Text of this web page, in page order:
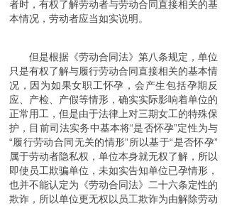
者时，有权了解劳动者与劳动合同直接相关的基
本情况，劳动者应当如实说明。
但是根据《劳动合同法》第八条规定，单位
只是有权了解与履行劳动合同直接相关的基本情
况，因为如果女职工怀孕，会产生包括孕期反
应、产检、产假等情形，确实实际影响着单位的
正常用工，但是由于法律上对三期女工的特殊保
护，目前司法实务中基本将“是否怀孕”定性为与
“履行劳动合同无关的情形”所以基于“是否怀孕”
属于劳动者隐私权，单位本身就无权了解，所以
即使员工欺骗单位，未如实告知单位已孕情形，
也并不能认定为《劳动合同法》二十六条定性的
欺诈，所以单位更无权以员工欺诈为由解除劳动